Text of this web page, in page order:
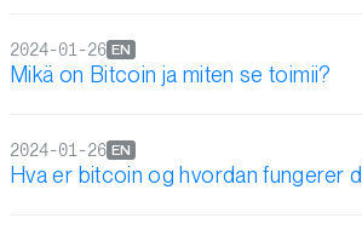
Mikä on Bitcoin ja miten se toimii?
EN
2024-01-26
Hva er bitcoin og hvordan fungerer
EN
2024-01-26